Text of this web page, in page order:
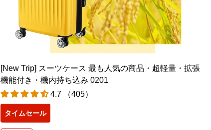
[New Trip] スーツケース 最も人気の商品・超軽量・拡張
機能付き・機内持ち込み 0201
4.7 （405）
タイムセール